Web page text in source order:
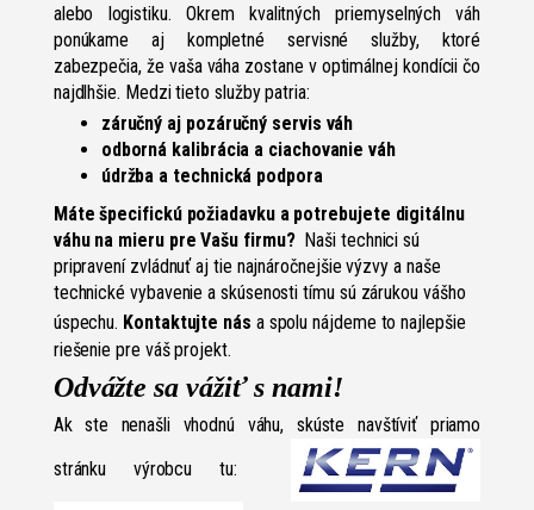
alebo logistiku. Okrem kvalitných priemyselných váh
ponúkame aj kompletné servisné služby, ktoré
zabezpečia, že vaša váha zostane v optimálnej kondícii čo
najdlhšie. Medzi tieto služby patria:
záručný aj pozáručný servis váh
odborná kalibrácia a ciachovanie váh
údržba a technická podpora
Máte špecifickú požiadavku a potrebujete digitálnu
váhu na mieru pre Vašu firmu? Naši technici sú
pripravení zvládnuť aj tie najnáročnejšie výzvy a naše
technické vybavenie a skúsenosti tímu sú zárukou vášho
úspechu. Kontaktujte nás a spolu nájdeme to najlepšie
riešenie pre váš projekt.
Odvážte sa vážiť s nami!
Ak ste nenašli vhodnú váhu, skúste navštíviť priamo
stránku výrobcu tu: